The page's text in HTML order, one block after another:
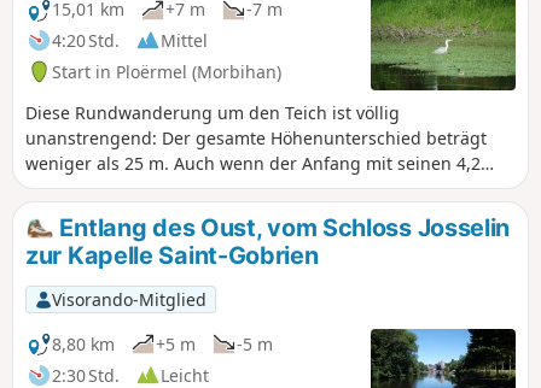
15,01 km
+7 m
-7 m
4:20 Std.
Mittel
Start in Ploërmel (Morbihan)
Diese Rundwanderung um den Teich ist völlig
unanstrengend: Der gesamte Höhenunterschied beträgt
weniger als 25 m. Auch wenn der Anfang mit seinen 4,2
Kilometern auf einem ausgebauten Rad- und Wanderweg
etwas langatmig sein mag, ist der Rückweg über
denGR®®37, der am Teich entlangführt und an mehreren
Stellen herrliche Ausblicke auf eine Vielzahl von
Sumpfvögeln bietet, mehr als angenehm.
Entlang des Oust, vom Schloss Josselin
zur Kapelle Saint-Gobrien
Visorando-Mitglied
8,80 km
+5 m
-5 m
2:30 Std.
Leicht